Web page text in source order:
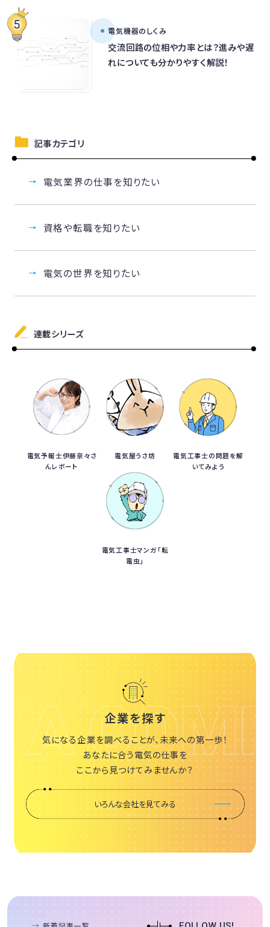
電気機器のしくみ
交流回路の位相や力率とは？進みや遅
れについても分かりやすく解説！
記事カテゴリ
電気業界の仕事を知りたい
資格や転職を知りたい
電気の世界を知りたい
連載シリーズ
電気予報士伊藤奈々さ
んレポート
電気屋うさ坊
電気工事士の問題を解
いてみよう
電気工事士マンガ「転
電虫」
企業を探す
気になる企業を調べることが、未来への第一歩！
あなたに合う電気の仕事を
ここから見つけてみませんか？
いろんな会社を見てみる